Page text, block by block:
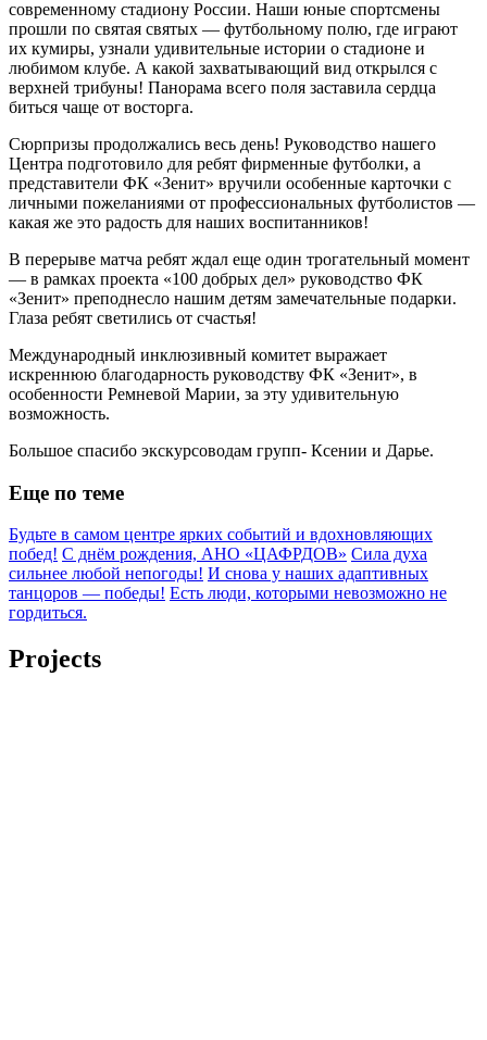
современному стадиону России. Наши юные спортсмены
прошли по святая святых — футбольному полю, где играют
их кумиры, узнали удивительные истории о стадионе и
любимом клубе. А какой захватывающий вид открылся с
верхней трибуны! Панорама всего поля заставила сердца
биться чаще от восторга.
Сюрпризы продолжались весь день! Руководство нашего
Центра подготовило для ребят фирменные футболки, а
представители ФК «Зенит» вручили особенные карточки с
личными пожеланиями от профессиональных футболистов —
какая же это радость для наших воспитанников!
В перерыве матча ребят ждал еще один трогательный момент
— в рамках проекта «100 добрых дел» руководство ФК
«Зенит» преподнесло нашим детям замечательные подарки.
Глаза ребят светились от счастья!
Международный инклюзивный комитет выражает
искреннюю благодарность руководству ФК «Зенит», в
особенности Ремневой Марии, за эту удивительную
возможность.
Большое спасибо экскурсоводам групп- Ксении и Дарье.
Еще по теме
Будьте в самом центре ярких событий и вдохновляющих
побед! С днём рождения, АНО «ЦАФРДОВ» Сила духа
сильнее любой непогоды! И снова у наших адаптивных
танцоров — победы! Есть люди, которыми невозможно не
гордиться.
Projects